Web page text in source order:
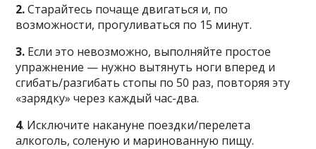
2.Старайтесь почаще двигаться и, по
возможности, прогуливаться по 15 минут.
3. Если это невозможно, выполняйте простое
упражнение — нужно вытянуть ноги вперед и
сгибать/разгибать стопы по 50 раз, повторяя эту
«зарядку» через каждый час-два.
4. Исключите накануне поездки/перелета
алкоголь, соленую и маринованную пищу.